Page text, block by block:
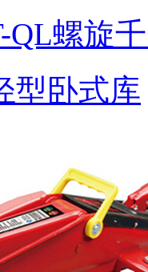
QL螺旋
型卧式库